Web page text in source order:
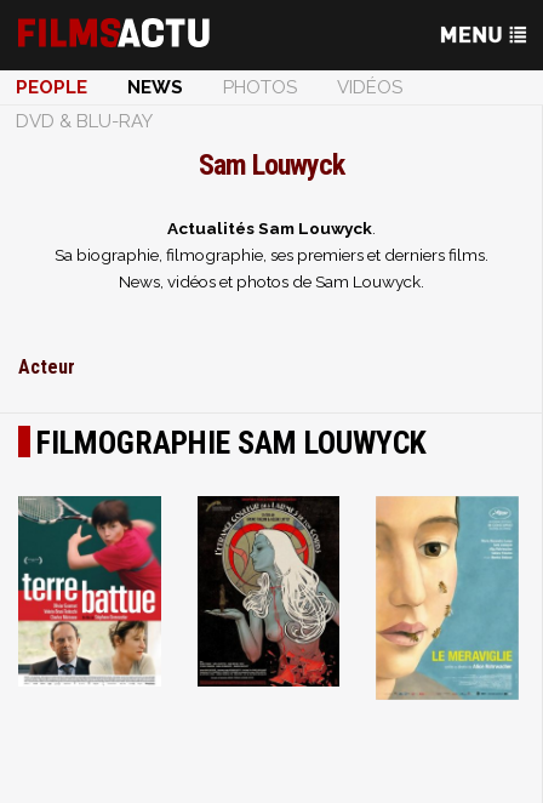
PEOPLE NEWS PHOTOS
VIDÉOS
DVD & BLU-RAY
Sam Louwyck
Actualités Sam Louwyck.
Sa biographie, filmographie, ses premiers et derniers films.
News, vidéos et photos de Sam Louwyck.
Acteur
FILMOGRAPHIE SAM LOUWYCK